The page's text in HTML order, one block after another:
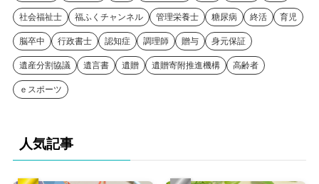
社会福祉士 福ふくチャンネル 管理栄養士 糖尿病 終活 育児
脳卒中 行政書士 認知症 調理師 贈与 身元保証
遺産分割協議 遺言書 遺贈 遺贈寄附推進機構 高齢者
ｅスポーツ
人気記事